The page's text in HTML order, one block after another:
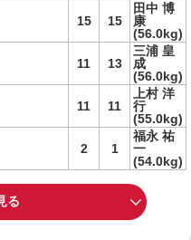
15 15
田中 博
康
(56.0kg)
11 13
三浦 皇
成
(56.0kg)
11 11
上村 洋
行
(55.0kg)
2 1
福永 祐
一
(54.0kg)
る